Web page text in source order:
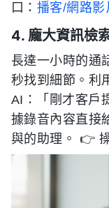
口： 播客/網路影
4. 龐大資訊檢
長達一小時的通
秒找到細節。利
AI：「剛才客戶
據錄音內容直接
與的助理。 👉